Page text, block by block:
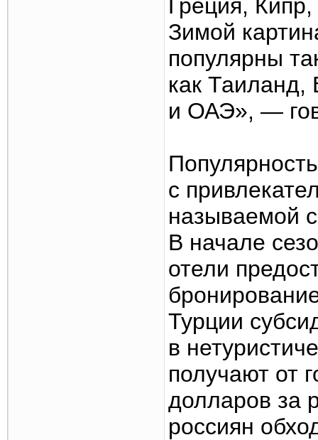
Греция,
Зимой
популярны
как
и ОАЭ», —
с
называемой
В начале
отели
Турции
в
получают от
долларов за
россиян